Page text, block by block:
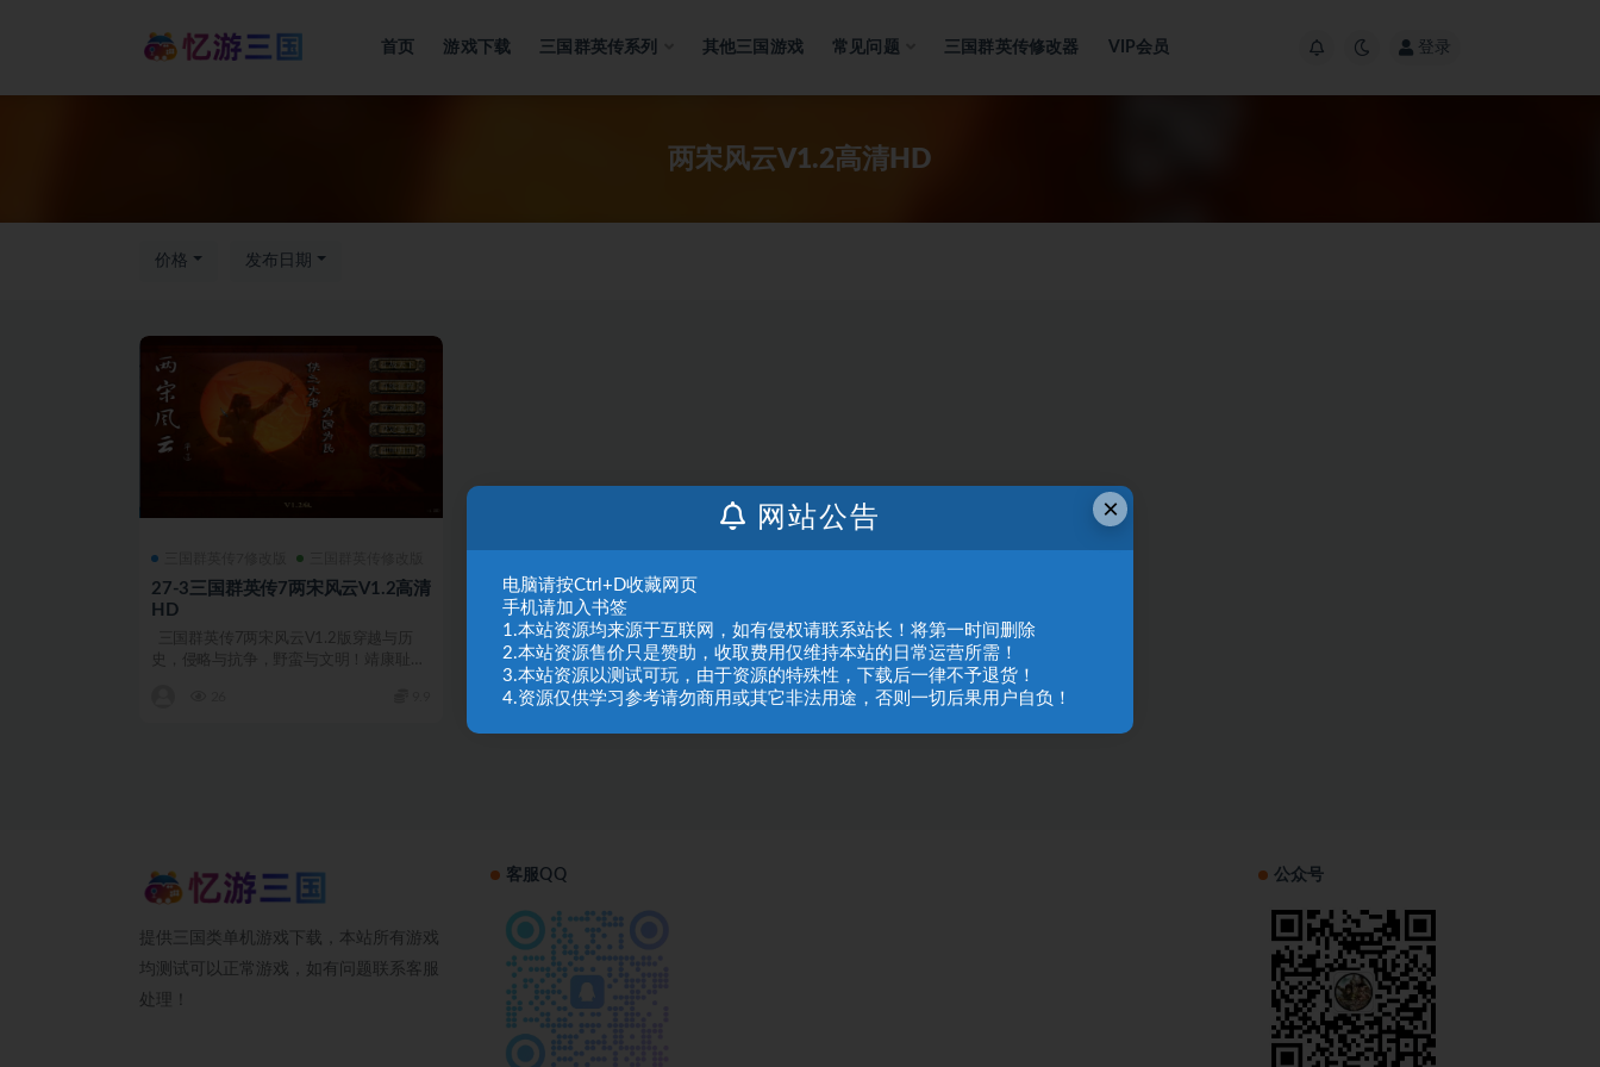
首页 游戏下载 三国群英传系列 其他三国游戏 常见问题 三国群英传修改器 VIP会员 登录
两宋风云V1.2高清HD
价格 发布日期
27-3三国群英传7两宋风云V1.2高清
HD
三国群英传7两宋风云V1.2版穿越与历
史，侵略与抗争，野蛮与文明！靖康耻，
提供三国类单机游戏下载，本站所有游戏
均测试可以正常游戏，如有问题联系客服
处理！
客服QQ 公众号
×
网站公告
电脑请按Ctrl+D收藏网页
手机请加入书签
1.本站资源均来源于互联网，如有侵权请联系站长！将第一时间删除
2.本站资源售价只是赞助，收取费用仅维持本站的日常运营所需！
3.本站资源以测试可玩，由于资源的特殊性，下载后一律不予退货！
4.资源仅供学习参考请勿商用或其它非法用途，否则一切后果用户自负！